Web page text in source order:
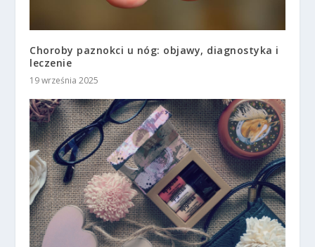
Choroby paznokci u nóg: objawy, diagnostyka i
leczenie
19 września 2025